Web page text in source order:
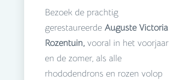
Bezoek de prachtig
gerestaureerde Auguste Victoria
Rozentuin, vooral in het voorjaar
en de zomer, als alle
rhododendrons en rozen volop